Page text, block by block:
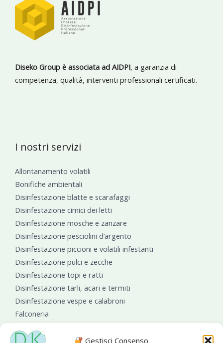
Gestisci Consenso
Diseko Group è associata ad AIDPI, a garanzia di
competenza, qualità, interventi professionali certificati.
I nostri servizi
Allontanamento volatili
Bonifiche ambientali
Disinfestazione blatte e scarafaggi
Disinfestazione cimici dei letti
Disinfestazione mosche e zanzare
Disinfestazione pesciolini d’argento
Disinfestazione piccioni e volatili infestanti
Disinfestazione pulci e zecche
Disinfestazione topi e ratti
Disinfestazione tarli, acari e termiti
Disinfestazione vespe e calabroni
Falconeria
Sanificazioni ambientali